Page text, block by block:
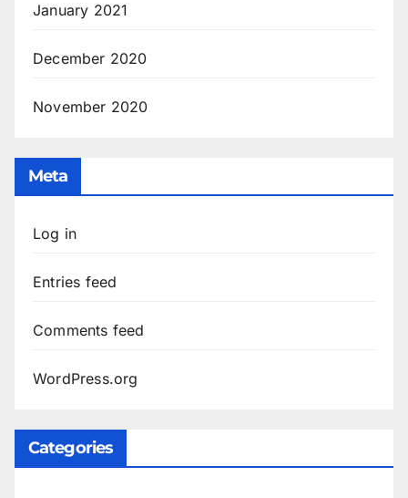
January 2021
December 2020
November 2020
Meta
Log in
Entries feed
Comments feed
WordPress.org
Categories